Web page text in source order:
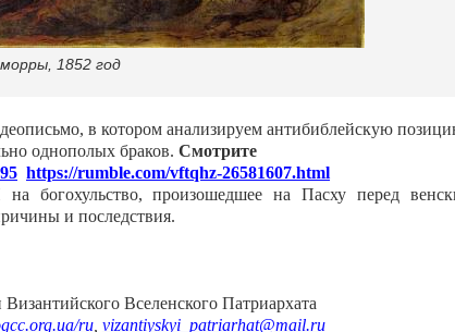
1852 год
в котором анализируем антибиблейскую
однополых браков. Смотрите
https://rumble.com/vftqhz-26581607.html
богохульство, произошедшее на Пасху перед
и последствия.
Вселенского Патриархата
.org.ua/ru, vizantiyskyi_ patriarhat@mail.ru